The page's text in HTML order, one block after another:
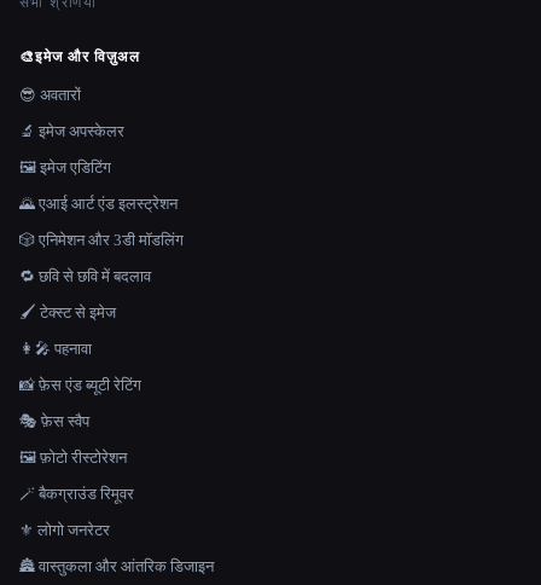
🎨इमेज और विज़ुअल
😎 अवतारों
🔬 इमेज अपस्केलर
🖼️ इमेज एडिटिंग
🌄 एआई आर्ट एंड इलस्ट्रेशन
🎲 एनिमेशन और 3डी मॉडलिंग
🔁 छवि से छवि में बदलाव
🖌️ टेक्स्ट से इमेज
👩‍🎤 पहनावा
📸 फ़ेस एंड ब्यूटी रेटिंग
🎭 फ़ेस स्वैप
🖼️ फ़ोटो रीस्टोरेशन
🪄 बैकग्राउंड रिमूवर
⚜️ लोगो जनरेटर
🏯 वास्तुकला और आंतरिक डिजाइन